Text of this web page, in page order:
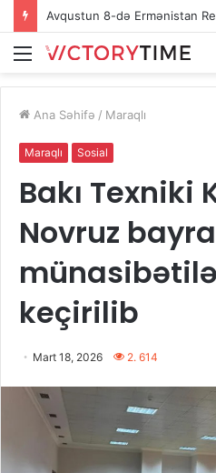
Ağdaşda baş vermiş hadisə ilə
Menu
Ana Səhifə / Maraqlı
Maraqlı Sosial
Bakı Texniki
Novruz
keçirilib
Mart 18, 2026 2. 614